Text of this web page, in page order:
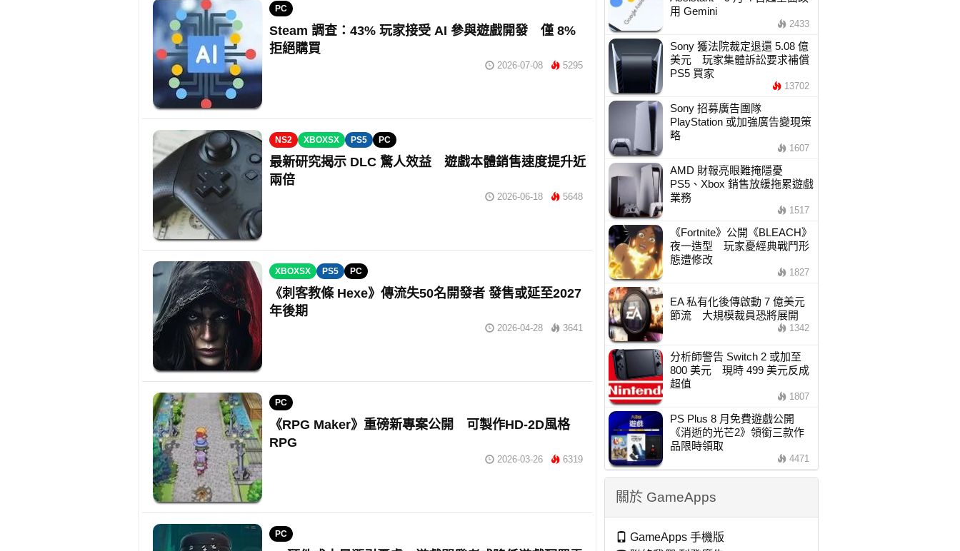
PC
Steam 調查：43% 玩家接受 AI 參與遊戲開發 僅 8%
拒絕購買
2026-07-08 5295
NS2 XBOXSX PS5 PC
最新研究揭示 DLC 驚人效益 遊戲本體銷售速度提升近
兩倍
2026-06-18 5648
XBOXSX PS5 PC
《刺客教條 Hexe》傳流失50名開發者 發售或延至2027
年後期
2026-04-28 3641
PC
《RPG Maker》重磅新專案公開 可製作HD-2D風格
RPG
2026-03-26 6319
PC
用 Gemini
2433
Sony 獲法院裁定退還 5.08 億
美元 玩家集體訴訟要求補償
PS5 買家
13702
Sony 招募廣告團隊
PlayStation 或加強廣告變現策
略
1607
AMD 財報亮眼難掩隱憂
PS5、Xbox 銷售放緩拖累遊戲
業務
1517
《Fortnite》公開《BLEACH》
夜一造型 玩家憂經典戰鬥形
態遭修改
1827
EA 私有化後傳啟動 7 億美元
節流 大規模裁員恐將展開
1342
分析師警告 Switch 2 或加至
800 美元 現時 499 美元反成
超值
1807
PS Plus 8 月免費遊戲公開
《消逝的光芒2》領銜三款作
品限時領取
4471
關於 GameApps
GameApps 手機版